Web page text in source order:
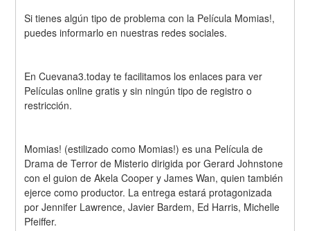
Si tienes algún tipo de problema con la Película Momias!,
puedes informarlo en nuestras redes sociales.
En Cuevana3.today te facilitamos los enlaces para ver
Películas online gratis y sin ningún tipo de registro o
restricción.
Momias! (estilizado como Momias!) es una Película de
Drama de Terror de Misterio dirigida por Gerard Johnstone
con el guion de Akela Cooper y James Wan, quien también
ejerce como productor. La entrega estará protagonizada
por Jennifer Lawrence, Javier Bardem, Ed Harris, Michelle
Pfeiffer.